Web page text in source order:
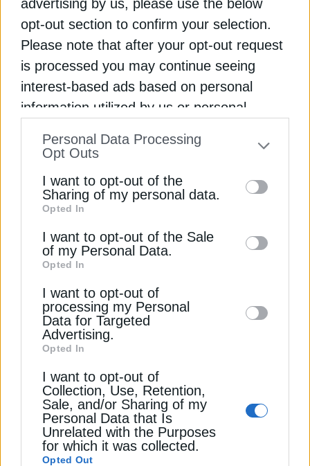
advertising by us, please use the below
opt-out section to confirm your selection.
Please note that after your opt-out request
is processed you may continue seeing
interest-based ads based on personal
information utilized by us or personal
to your opt-out. You may separately opt-out
information by third parties on the IAB’s list
of downstream participants. This
information may also be disclosed by us to
third parties on theIAB’s List of
Downstream Participants
disclose it to other third parties.
Personal Data Processing
Opt Outs
I want to opt-out of the
Sharing of my personal data.
Opted In
I want to opt-out of the Sale
of my Personal Data.
Opted In
I want to opt-out of
processing my Personal
Data for Targeted
Advertising.
Opted In
I want to opt-out of
Collection, Use, Retention,
Sale, and/or Sharing of my
Personal Data that Is
Unrelated with the Purposes
for which it was collected.
Opted Out
Ελλάδα μπροστά σε κρίσιμες αποφάσεις
Ρεύμα: Ξεκίνησαν οι επιδοτήσεις στα
κυμαινόμενα τιμολόγια επιχειρήσεων
ΔΕΊΤΕ ΕΠΊΣΗΣ
ΠΕΡΙΒΑΛΛΟΝ
AtmoHub: Νέο κύμα αφρικανικής σκόνης
φτάνει στην Ελλάδα
4 Φεβρουαρίου 2026